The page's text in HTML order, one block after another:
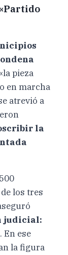
pieza
en marcha
atrevió a
la
los tres
judicial:
En ese
la figura